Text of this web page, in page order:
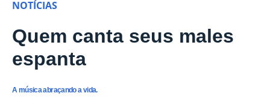
NOTÍCIAS
Quem canta seus males
espanta
A música abraçando a vida.